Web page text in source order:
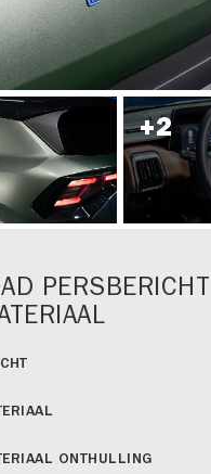
ONTHULLING